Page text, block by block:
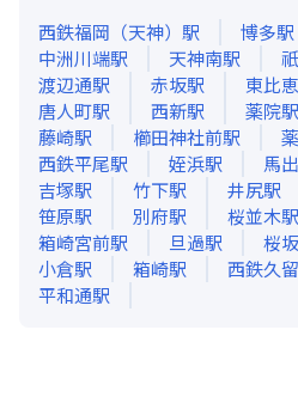
西鉄福岡（天神） 駅 博多駅
中洲川端駅 天神南駅
渡辺通駅 赤坂駅 東比恵
唐人町駅 西新駅 薬院駅
藤崎駅 櫛田神社前駅
西鉄平尾駅 姪浜駅 馬
吉塚駅 竹下駅 井尻駅
笹原駅 別府駅 桜並木駅
箱崎宮前駅 旦過駅 桜坂
小倉駅 箱崎駅 西鉄久
平和通駅